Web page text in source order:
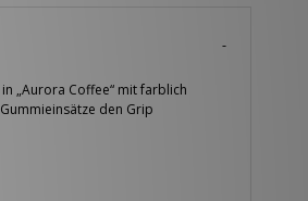
„Aurora Coffee“ mit farblich
den Grip